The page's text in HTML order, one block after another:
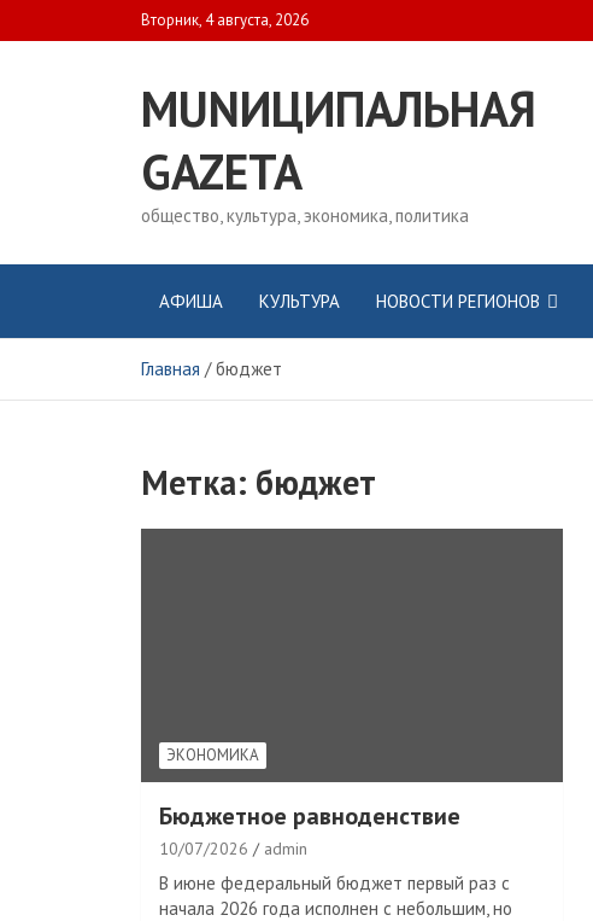
to
Вторник, 4 августа, 2026
MUNИЦИПАЛЬНАЯ
GAZЕТА
общество, культура, экономика, политика
АФИША КУЛЬТУРА НОВОСТИ РЕГИОНОВ
Главная бюджет
Метка: бюджет
ЭКОНОМИКА
Бюджетное равноденствие
10/07/2026 admin
В июне федеральный бюджет первый раз с
начала 2026 года исполнен с небольшим, но